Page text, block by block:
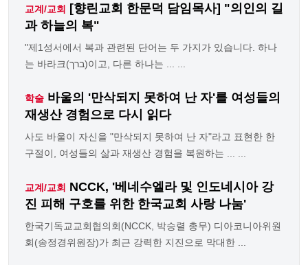
교계/교회 [향린교회 한문덕 담임목사] "의인의 길
과 하늘의 복"
"제1성서에서 복과 관련된 단어는 두 가지가 있습니다. 하나
는 바라크(ברך)이고, 다른 하나는 ... ...
학술 바울의 '만삭되지 못하여 난 자'를 여성들의
재생산 경험으로 다시 읽다
사도 바울이 자신을 "만삭되지 못하여 난 자"라고 표현한 한
구절이, 여성들의 삶과 재생산 경험을 복원하는 ... ...
교계/교회 NCCK, '베네수엘라 및 인도네시아 강
진 피해 구호를 위한 한국교회 사랑 나눔'
한국기독교교회협의회(NCCK, 박승렬 총무) 디아코니아위원
회(송정경위원장)가 최근 강력한 지진으로 막대한 ...